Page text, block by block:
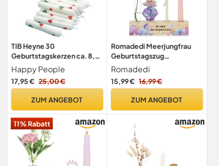
TIB Heyne 30
Geburtstagskerzen ca. 8,5
cm hoch mit Kleeblättern
und Herzen verziehrt
Happy People
17,95 € 25,00 €
ZUM ANGEBOT
Romadedi Meerjungfrau
Geburtstagszug
Kerzenständer, für
Geburtstag Deko
Romadedi
15,99 € 16,99 €
ZUM ANGEBOT
11% Rabatt